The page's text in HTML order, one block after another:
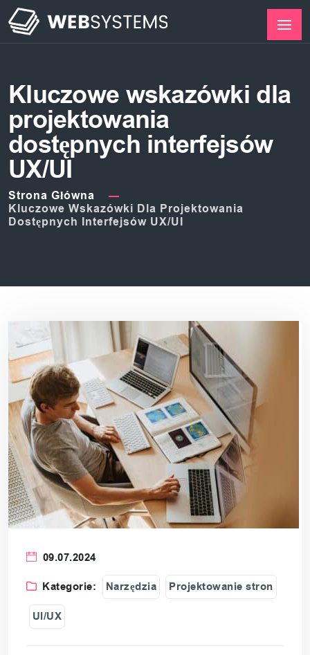
Kluczowe wskazówki dla
projektowania
dostępnych interfejsów
UX/UI
Strona Główna
Kluczowe Wskazówki Dla Projektowania
Dostępnych Interfejsów UX/UI
09.07.2024
Kategorie:
Narzędzia Projektowanie stron
UI/UX